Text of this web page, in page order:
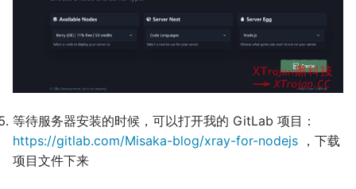
等待服务器安装的时候，可以打开我的 GitLab 项目：
https://gitlab.com/Misaka-blog/xray-for-nodejs ，下载
项目文件下来